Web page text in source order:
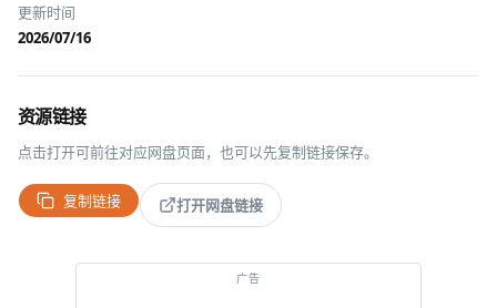
更新时间
2026/07/16
资源链接
点击打开可前往对应网盘页面，也可以先复制链接保存。
复制链接 打开网盘链接
推广